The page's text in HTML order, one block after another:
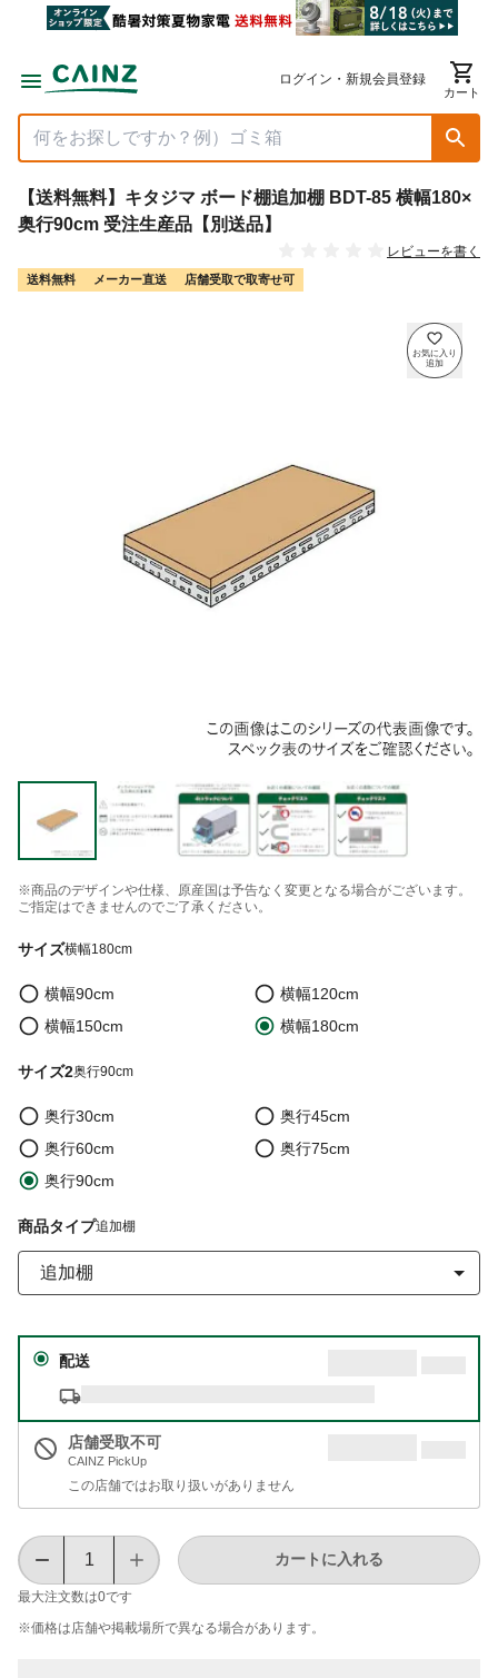
ログイン・新規会員登録
カート
【送料無料】キタジマ ボード棚追加棚 BDT-85 横幅180×
奥行90cm 受注生産品【別送品】
レビューを書く
送料無料 メーカー直送 店舗受取で取寄せ可
※商品のデザインや仕様、原産国は予告なく変更となる場合がございます。
ご指定はできませんのでご了承ください。
サイズ横幅180cm
横幅90cm
横幅120cm
横幅150cm
横幅180cm
サイズ2奥行90cm
奥行30cm
奥行45cm
奥行60cm
奥行75cm
奥行90cm
商品タイプ追加棚
追加棚
配送
店舗受取不可
CAINZ PickUp
この店舗ではお取り扱いがありません
最大注文数は0です
カートに入れる
※価格は​店舗や​掲載場所で​異なる​場合が​あります。